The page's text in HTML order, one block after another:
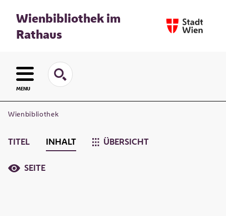
Wienbibliothek im
Rathaus
MENU
Wienbibliothek
TITEL INHALT ÜBERSICHT
SEITE